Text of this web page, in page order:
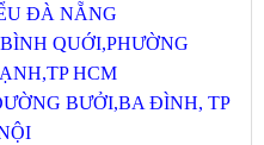
ĐÀ NẴNG
QUỚI,PHƯỜNG
HCM
BƯỞI,BA ĐÌNH, TP